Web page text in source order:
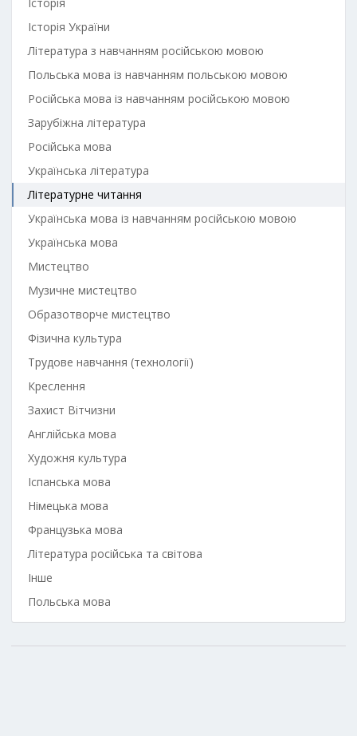
Історія України
Література з навчанням російською мовою
Польська мова із навчанням польською мовою
Російська мова із навчанням російською мовою
Зарубіжна література
Російська мова
Українська література
Літературне читання
Українська мова із навчанням російською мовою
Українська мова
Мистецтво
Музичне мистецтво
Образотворче мистецтво
Фізична культура
Трудове навчання (технології)
Креслення
Захист Вітчизни
Англійська мова
Художня культура
Іспанська мова
Німецька мова
Французька мова
Література російська та світова
Інше
Польська мова